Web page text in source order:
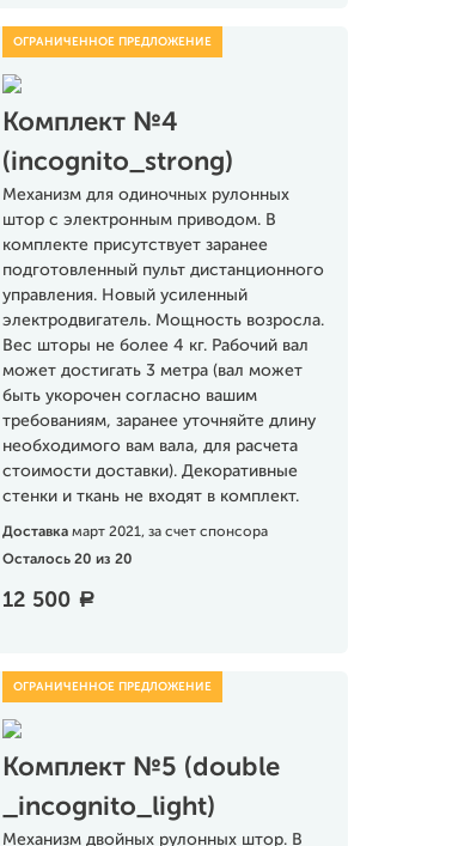
Комплект №4
(incognito_strong)
Механизм для одиночных рулонных
штор с электронным приводом. В
комплекте присутствует заранее
подготовленный пульт дистанционного
управления. Новый усиленный
электродвигатель. Мощность возросла.
Вес шторы не более 4 кг. Рабочий вал
может достигать 3 метра (вал может
быть укорочен согласно вашим
требованиям, заранее уточняйте длину
необходимого вам вала, для расчета
стоимости доставки). Декоративные
стенки и ткань не входят в комплект.
Доставка март 2021, за счет спонсора
Осталось 20 из 20
12 500 a
Комплект №5 (double
_incognito_light)
Механизм двойных рулонных штор. В